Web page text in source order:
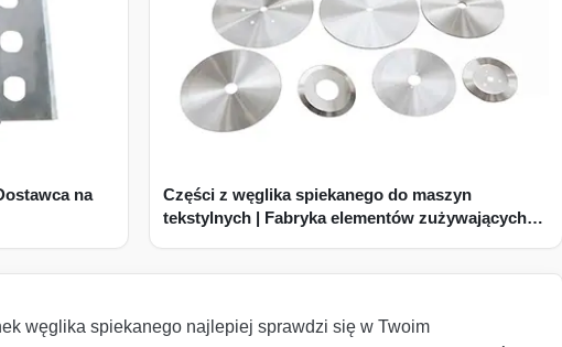
na
Części z węglika spiekanego do maszyn
tekstylnych | Fabryka elementów zużywających
węglika spiekanego najlepiej sprawdzi się w Twoim